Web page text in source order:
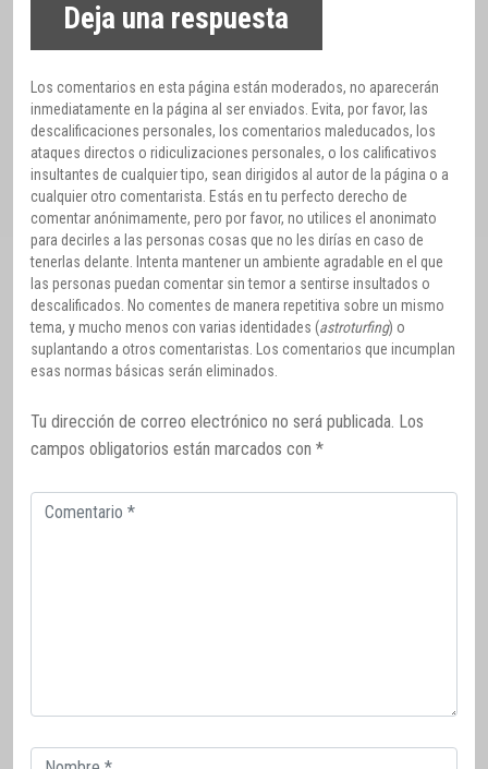
Deja una respuesta
Los comentarios en esta página están moderados, no aparecerán
inmediatamente en la página al ser enviados. Evita, por favor, las
descalificaciones personales, los comentarios maleducados, los
ataques directos o ridiculizaciones personales, o los calificativos
insultantes de cualquier tipo, sean dirigidos al autor de la página o a
cualquier otro comentarista. Estás en tu perfecto derecho de
comentar anónimamente, pero por favor, no utilices el anonimato
para decirles a las personas cosas que no les dirías en caso de
tenerlas delante. Intenta mantener un ambiente agradable en el que
las personas puedan comentar sin temor a sentirse insultados o
descalificados. No comentes de manera repetitiva sobre un mismo
tema, y mucho menos con varias identidades (astroturfing) o
suplantando a otros comentaristas. Los comentarios que incumplan
esas normas básicas serán eliminados.
Tu dirección de correo electrónico no será publicada. Los
campos obligatorios están marcados con *
Comentario
Correo